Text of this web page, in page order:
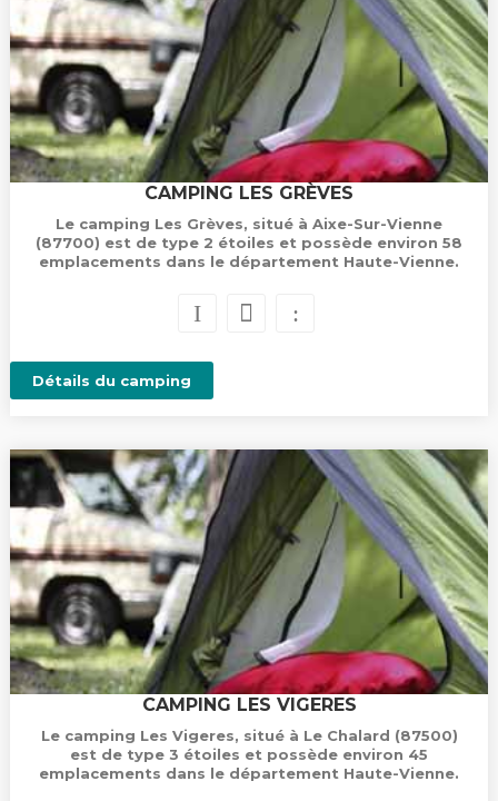
CAMPING LES GRÈVES
Le camping Les Grèves, situé à Aixe-Sur-Vienne
(87700) est de type 2 étoiles et possède environ 58
emplacements dans le département Haute-Vienne.
Détails du camping
CAMPING LES VIGERES
Le camping Les Vigeres, situé à Le Chalard (87500)
est de type 3 étoiles et possède environ 45
emplacements dans le département Haute-Vienne.